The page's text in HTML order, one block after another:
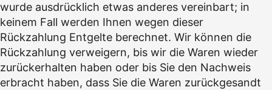
wurde ausdrücklich etwas anderes vereinbart; in
keinem Fall werden Ihnen wegen dieser
Rückzahlung Entgelte berechnet. Wir können die
Rückzahlung verweigern, bis wir die Waren wieder
zurückerhalten haben oder bis Sie den Nachweis
erbracht haben, dass Sie die Waren zurückgesandt